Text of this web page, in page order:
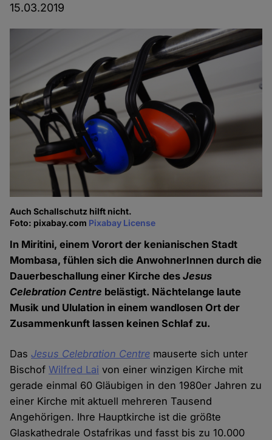
15.03.2019
Auch Schallschutz hilft nicht.
Foto: pixabay.com Pixabay License
In Miritini, einem Vorort der kenianischen Stadt
Mombasa, fühlen sich die AnwohnerInnen durch die
Dauerbeschallung einer Kirche desJesus
Celebration Centre belästigt. Nächtelange laute
Musik und Ululation in einem wandlosen Ort der
Zusammenkunft lassen keinen Schlaf zu.
DasJesus Celebration Centre mauserte sich unter
BischofWilfred Lai von einer winzigen Kirche mit
gerade einmal 60 Gläubigen in den 1980er Jahren zu
einer Kirche mit aktuell mehreren Tausend
Angehörigen. Ihre Hauptkirche ist die größte
Glaskathedrale Ostafrikas und fasst bis zu 10.000